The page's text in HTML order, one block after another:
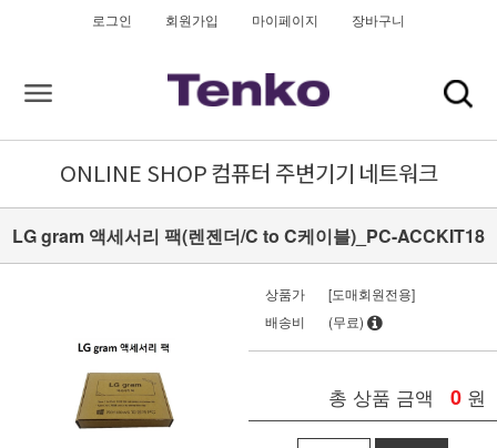
로그인 회원가입 마이페이지 장바구니
ONLINE SHOP컴퓨터 주변기기 네트워크
LG gram 액세서리 팩(렌젠더/C to C케이블)_PC-ACCKIT18
상품가
[도매회원전용]
배송비
(무료)
총 상품 금액 0 원